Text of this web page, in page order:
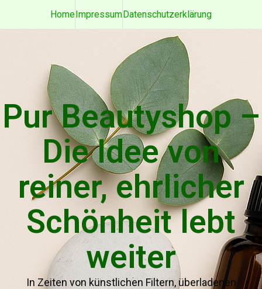
HomeImpressumDatenschutzerklärung
Pur Beautyshop –
Die Idee von
reiner, ehrlicher
Schönheit lebt
weiter
In Zeiten von künstlichen Filtern, überladenen